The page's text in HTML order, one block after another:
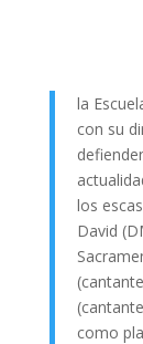
la
con su
los
David
como